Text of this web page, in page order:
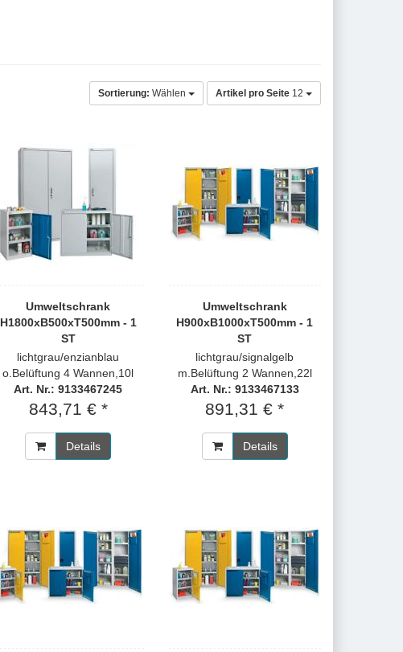
Sortierung: Wählen Artikel pro Seite 12
Umweltschrank
H1800xB500xT500mm - 1
ST
lichtgrau/enzianblau
o.Belüftung 4 Wannen,10l
Art. Nr.: 9133467245
843,71 € *
Details
Umweltschrank
H900xB1000xT500mm - 1
ST
lichtgrau/signalgelb
m.Belüftung 2 Wannen,22l
Art. Nr.: 9133467133
891,31 € *
Details